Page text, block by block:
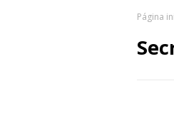
Página